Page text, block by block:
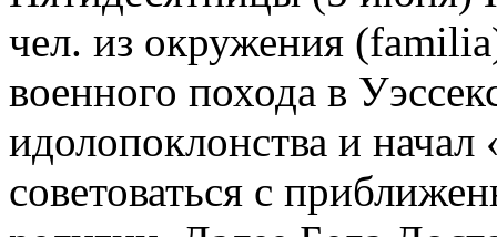
чел. из окружения
военного похода в
идолопоклонства и
советоваться с